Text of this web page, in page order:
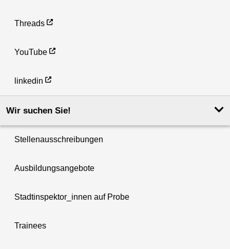
Threads
YouTube
linkedin
Wir suchen Sie!
Stellenausschreibungen
Ausbildungsangebote
Stadtinspektor_innen auf Probe
Trainees